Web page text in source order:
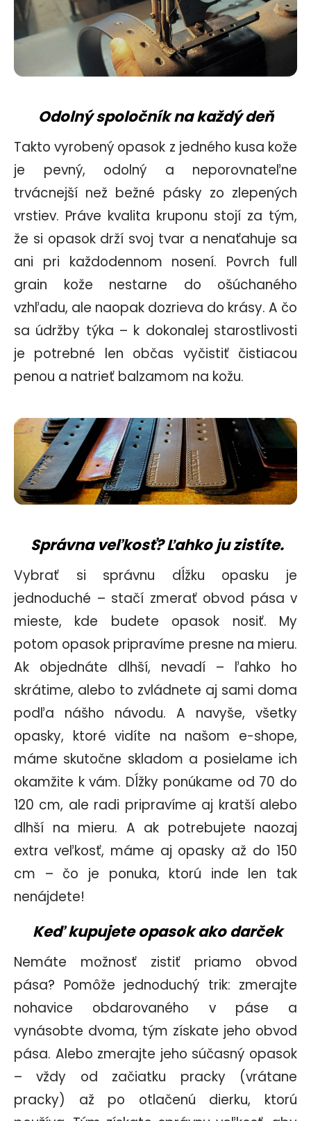
Odolný spoločník na každý deň
Takto vyrobený opasok z jedného kusa kože
je pevný, odolný a neporovnateľne
trvácnejší než bežné pásky zo zlepených
vrstiev. Práve kvalita kruponu stojí za tým,
že si opasok drží svoj tvar a nenaťahuje sa
ani pri každodennom nosení. Povrch full
grain kože nestarne do ošúchaného
vzhľadu, ale naopak dozrieva do krásy. A čo
sa údržby týka – k dokonalej starostlivosti
je potrebné len občas vyčistiť čistiacou
penou a natrieť balzamom na kožu.
Správna veľkosť? Ľahko ju zistíte.
Vybrať si správnu dĺžku opasku je
jednoduché – stačí zmerať obvod pása v
mieste, kde budete opasok nosiť. My
potom opasok pripravíme presne na mieru.
Ak objednáte dlhší, nevadí – ľahko ho
skrátime, alebo to zvládnete aj sami doma
podľa nášho návodu. A navyše, všetky
opasky, ktoré vidíte na našom e-shope,
máme skutočne skladom a posielame ich
okamžite k vám. Dĺžky ponúkame od 70 do
120 cm, ale radi pripravíme aj kratší alebo
dlhší na mieru. A ak potrebujete naozaj
extra veľkosť, máme aj opasky až do 150
cm – čo je ponuka, ktorú inde len tak
nenájdete!
Keď kupujete opasok ako darček
Nemáte možnosť zistiť priamo obvod
pása? Pomôže jednoduchý trik: zmerajte
nohavice obdarovaného v páse a
vynásobte dvoma, tým získate jeho obvod
pása. Alebo zmerajte jeho súčasný opasok
– vždy od začiatku pracky (vrátane
pracky) až po otlačenú dierku, ktorú